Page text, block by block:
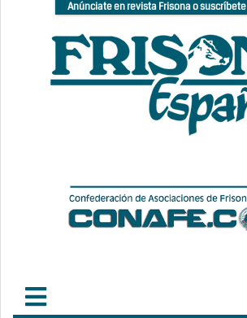
Anúnciate en revista Frisona o suscríbete